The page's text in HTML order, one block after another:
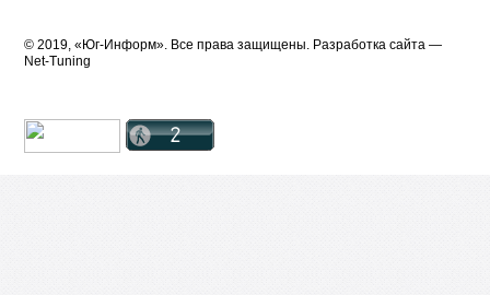
© 2019, «Юг-Информ». Все права защищены. Разработка cайта —
Net-Tuning